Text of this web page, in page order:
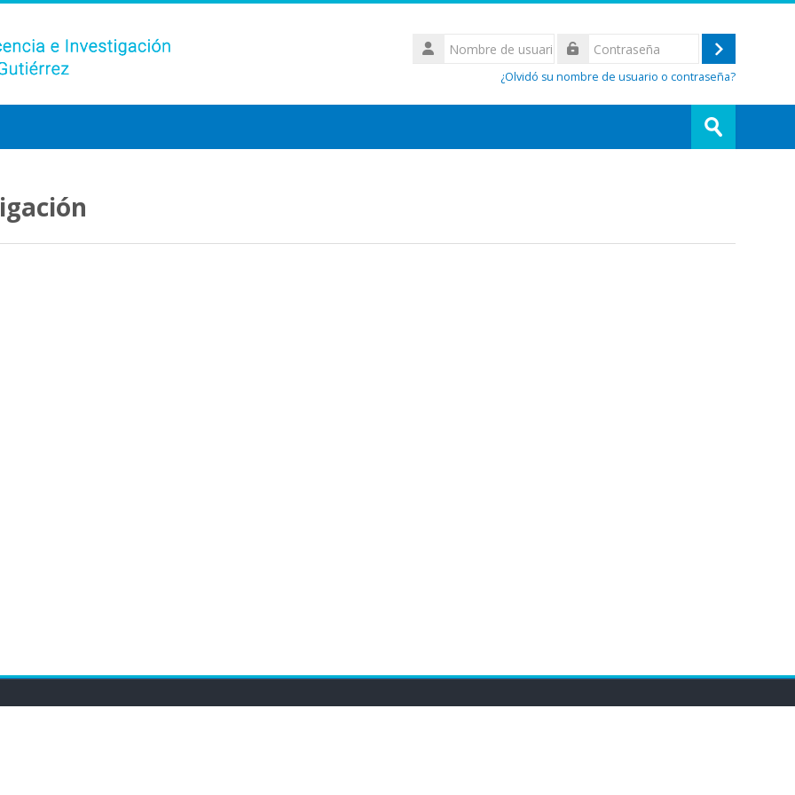
Nombre
de
Acceder
¿Olvidó su nombre de usuario o contraseña?
Enviar